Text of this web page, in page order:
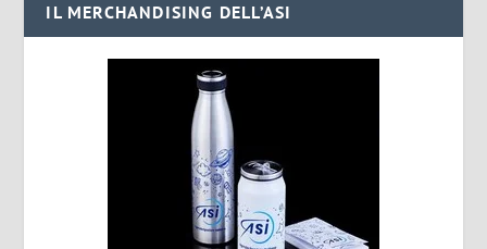
IL MERCHANDISING DELL’ASI